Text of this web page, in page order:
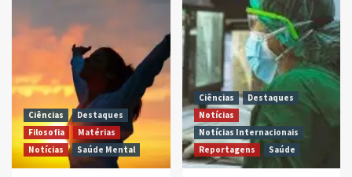
Ciências
Destaques
Filosofia
Matérias
Notícias
Saúde Mental
Ciências
Destaques
Notícias
Notícias Internacionais
Reportagens
Saúde